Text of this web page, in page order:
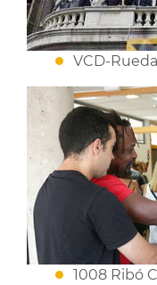
VCD-
1008 Ribó